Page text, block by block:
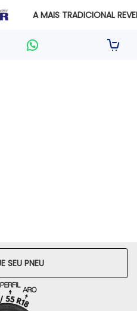
A MAIS TRADICIONAL
Sua
SEU PNEU